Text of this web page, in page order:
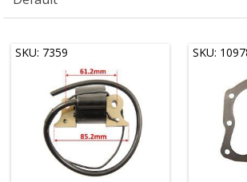
SKU: 7359 SKU: